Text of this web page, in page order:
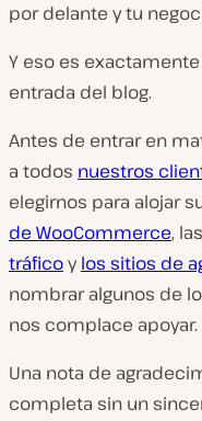
por delante y tu
Y eso es
entrada del blog.
Antes de entrar en
a todos nuestros
elegirnos para alojar
de WooCommerce, las
tráficoylos sitios de
nombrar algunos de
nos complace apoyar.
Una nota de
completa sin un